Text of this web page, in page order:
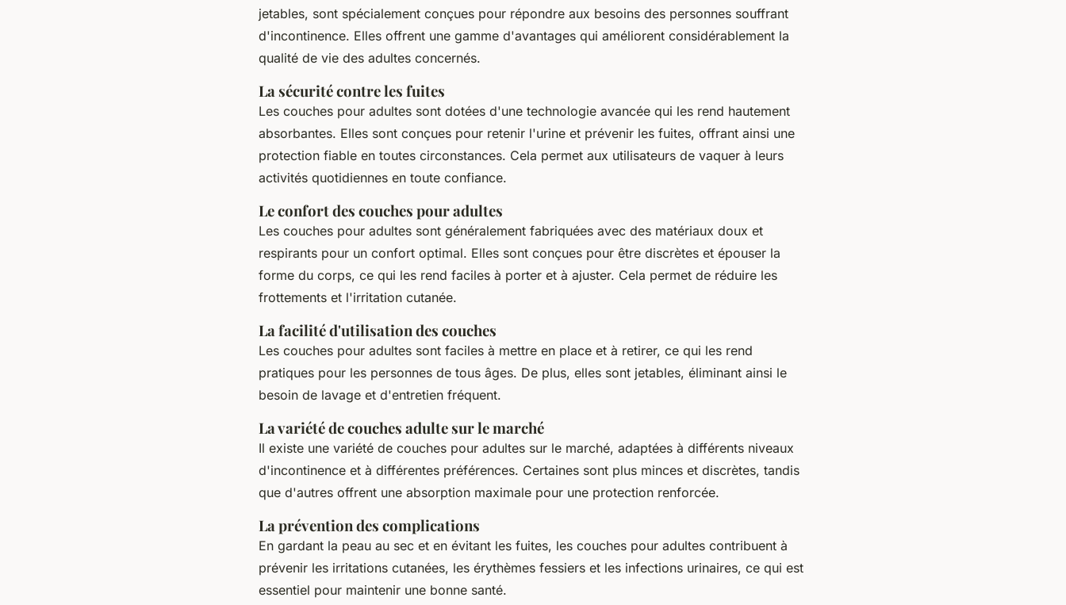
jetables, sont spécialement conçues pour répondre aux besoins des personnes souffrant
d'incontinence. Elles offrent une gamme d'avantages qui améliorent considérablement la
qualité de vie des adultes concernés.
La sécurité contre les fuites
Les couches pour adultes sont dotées d'une technologie avancée qui les rend hautement
absorbantes. Elles sont conçues pour retenir l'urine et prévenir les fuites, offrant ainsi une
protection fiable en toutes circonstances. Cela permet aux utilisateurs de vaquer à leurs
activités quotidiennes en toute confiance.
Le confort des couches pour adultes
Les couches pour adultes sont généralement fabriquées avec des matériaux doux et
respirants pour un confort optimal. Elles sont conçues pour être discrètes et épouser la
forme du corps, ce qui les rend faciles à porter et à ajuster. Cela permet de réduire les
frottements et l'irritation cutanée.
La facilité d'utilisation des couches
Les couches pour adultes sont faciles à mettre en place et à retirer, ce qui les rend
pratiques pour les personnes de tous âges. De plus, elles sont jetables, éliminant ainsi le
besoin de lavage et d'entretien fréquent.
La variété de couches adulte sur le marché
Il existe une variété de couches pour adultes sur le marché, adaptées à différents niveaux
d'incontinence et à différentes préférences. Certaines sont plus minces et discrètes, tandis
que d'autres offrent une absorption maximale pour une protection renforcée.
La prévention des complications
En gardant la peau au sec et en évitant les fuites, les couches pour adultes contribuent à
prévenir les irritations cutanées, les érythèmes fessiers et les infections urinaires, ce qui est
essentiel pour maintenir une bonne santé.